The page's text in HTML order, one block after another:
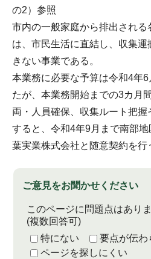
の2）参照
市内の一般家庭から排出され
は、市民生活に直結し、収集
きない事業である。
本業務に必要な予算は令和4年
たが、本業務開始までの3カ月
両・人員確保、収集ルート把
すると、令和4年9月まで南部
葉実業株式会社と随意契約を行
ご意見をお聞かせください
このページに問題点はあり
(複数回答可)
特にない
要点が伝わ
ページを探しにくい